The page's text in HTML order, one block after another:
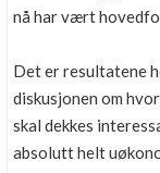
nå har vært
Det er resultatene
diskusjonen om
skal dekkes
absolutt helt